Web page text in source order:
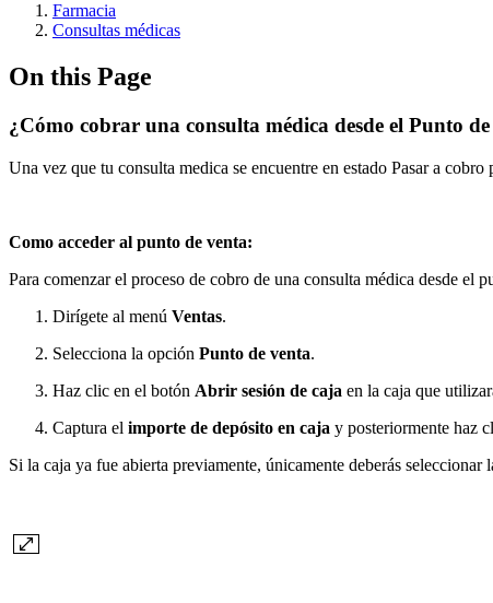
Farmacia
Consultas médicas
On this Page
¿Cómo cobrar una consulta médica desde el Punto
Una vez que tu consulta medica se encuentre en estado Pasar a
Como acceder al punto de venta:
Para comenzar el proceso de cobro de una consulta médica desde el
Dirígete al menú Ventas.
Selecciona la opción Punto de venta.
Haz clic en el botón Abrir sesión de caja en la caja que
Captura el importe de depósito en caja y posteriormente haz
Si la caja ya fue abierta previamente, únicamente deberás seleccionar